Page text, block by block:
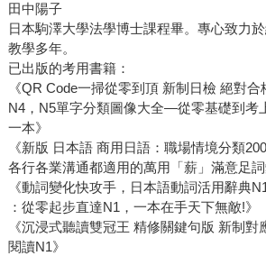
田中陽子
日本駒澤大學法學博士課程畢。專心致力
教學多年。
已出版的考用書籍：
《QR Code一掃從零到頂 新制日檢 絕對合
N4，N5單字分類圖像大全—從零基礎到考
一本》
《新版 日本語 商用日語：職場情境分類
各行各業溝通都適用的萬用「薪」滿意足詞
《動詞變化快攻手，日本語動詞活用辭典
：從零起步直達N1，一本在手天下無敵!》
《沉浸式聽讀雙冠王 精修關鍵句版 新制
閱讀N1》